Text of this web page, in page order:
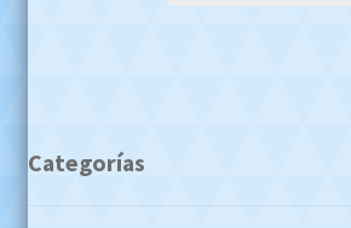
Categorías